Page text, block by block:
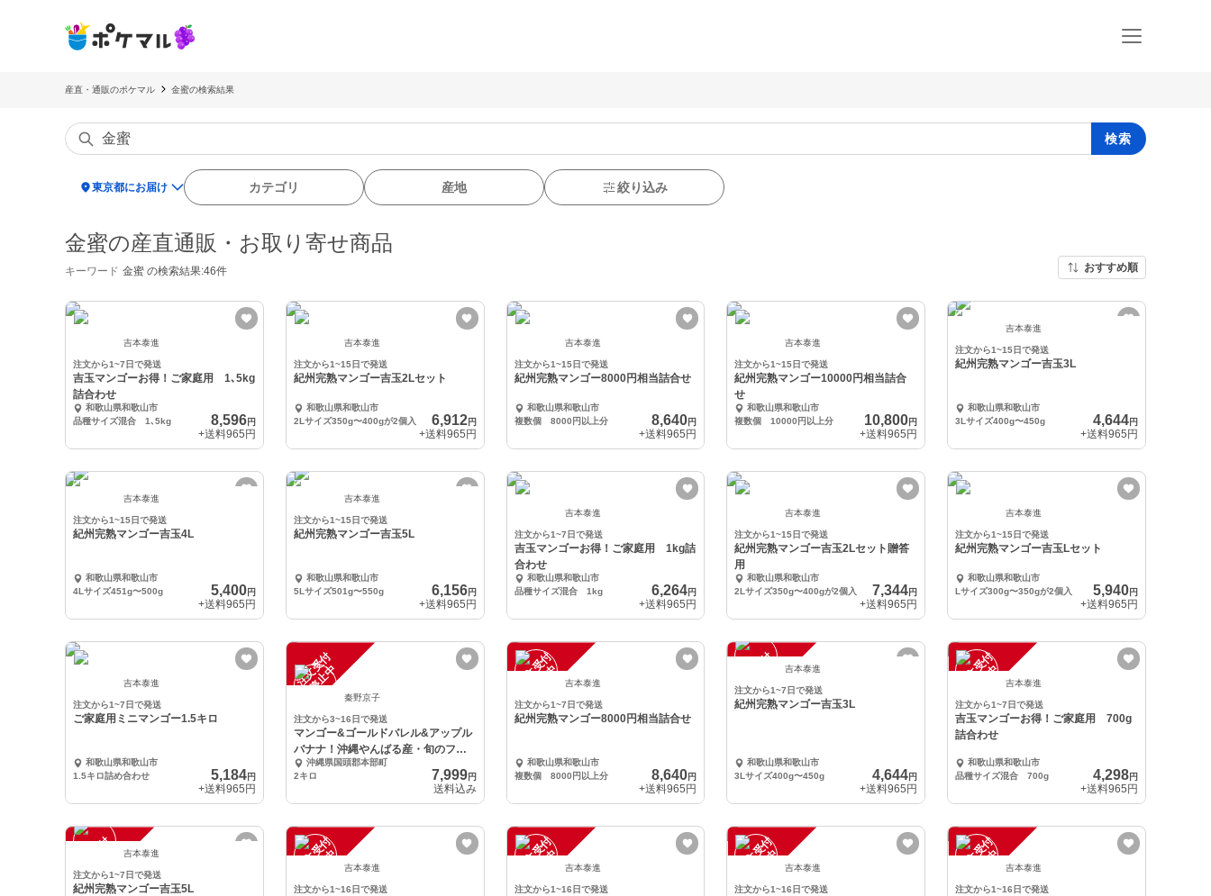
産直・通販のポケマル 金蜜の検索結果
検索
location_on東京都にお届け カテゴリ 産地 絞り込み
金蜜の産直通販・お取り寄せ商品
キーワード 金蜜 の検索結果:46件 おすすめ順
吉本泰進
注文から1~7日で発送
吉玉マンゴーお得！ご家庭用 1､5kg
詰合わせ
和歌山県和歌山市
品種サイズ混合 1､5kg
8,596円
+送料965円
吉本泰進
注文から1~15日で発送
紀州完熟マンゴー吉玉2Lセット
和歌山県和歌山市
2Lサイズ350g〜400gが2個入
6,912円
+送料965円
吉本泰進
注文から1~15日で発送
紀州完熟マンゴー8000円相当詰合せ
和歌山県和歌山市
複数個 8000円以上分
8,640円
+送料965円
吉本泰進
注文から1~15日で発送
紀州完熟マンゴー10000円相当詰合
せ
和歌山県和歌山市
複数個 10000円以上分
10,800円
+送料965円
吉本泰進
注文から1~15日で発送
紀州完熟マンゴー吉玉3L
和歌山県和歌山市
3Lサイズ400g〜450g
4,644円
+送料965円
吉本泰進
注文から1~15日で発送
紀州完熟マンゴー吉玉4L
和歌山県和歌山市
4Lサイズ451g〜500g
5,400円
+送料965円
吉本泰進
注文から1~15日で発送
紀州完熟マンゴー吉玉5L
和歌山県和歌山市
5Lサイズ501g〜550g
6,156円
+送料965円
吉本泰進
注文から1~7日で発送
吉玉マンゴーお得！ご家庭用 1kg詰
合わせ
和歌山県和歌山市
品種サイズ混合 1kg
6,264円
+送料965円
吉本泰進
注文から1~15日で発送
紀州完熟マンゴー吉玉2Lセット贈答
用
和歌山県和歌山市
2Lサイズ350g〜400gが2個入
7,344円
+送料965円
吉本泰進
注文から1~15日で発送
紀州完熟マンゴー吉玉Lセット
和歌山県和歌山市
Lサイズ300g〜350gが2個入
5,940円
+送料965円
吉本泰進
注文から1~7日で発送
ご家庭用ミニマンゴー1.5キロ
和歌山県和歌山市
1.5キロ詰め合わせ
5,184円
+送料965円
注
文
受
付
停
止
中
秦野京子
注文から3~16日で発送
マンゴー&ゴールドバレル&アップル
バナナ！沖縄やんばる産・旬のフル
ーツセット♬
沖縄県国頭郡本部町
2キロ
7,999円
送料込み
注
文
受
付
停
止
中 吉本泰進
注文から1~7日で発送
紀州完熟マンゴー8000円相当詰合せ
和歌山県和歌山市
複数個 8000円以上分
8,640円
+送料965円
注
文
受
付
停
止
中 吉本泰進
注文から1~7日で発送
紀州完熟マンゴー吉玉3L
和歌山県和歌山市
3Lサイズ400g〜450g
4,644円
+送料965円
注
文
受
付
停
止
中 吉本泰進
注文から1~7日で発送
吉玉マンゴーお得！ご家庭用 700g
詰合わせ
和歌山県和歌山市
品種サイズ混合 700g
4,298円
+送料965円
注
文
受
付
停
止
中 吉本泰進
注文から1~7日で発送
紀州完熟マンゴー吉玉5L
注
文
受
付
停
止
中 吉本泰進
注文から1~16日で発送
注
文
受
付
停
止
中 吉本泰進
注文から1~16日で発送
注
文
受
付
停
止
中 吉本泰進
注文から1~16日で発送
注
文
受
付
停
止
中 吉本泰進
注文から1~16日で発送